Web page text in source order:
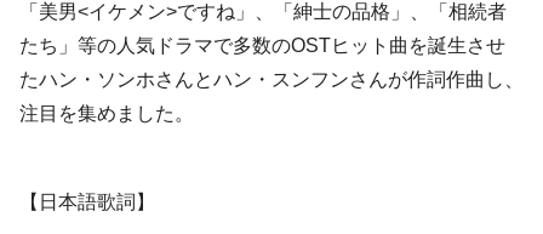
「美男<イケメン>ですね」、「紳士の品格」、「相続者
たち」等の人気ドラマで多数のOSTヒット曲を誕生させ
たハン・ソンホさんとハン・スンフンさんが作詞作曲し、
注目を集めました。
【日本語歌詞】